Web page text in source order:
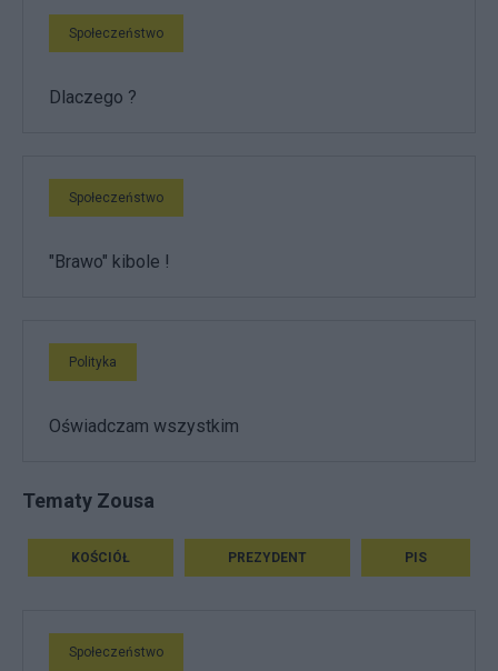
Społeczeństwo
Dlaczego ?
Społeczeństwo
"Brawo" kibole !
Polityka
Oświadczam wszystkim
Tematy Zousa
KOŚCIÓŁ PREZYDENT PIS
Społeczeństwo